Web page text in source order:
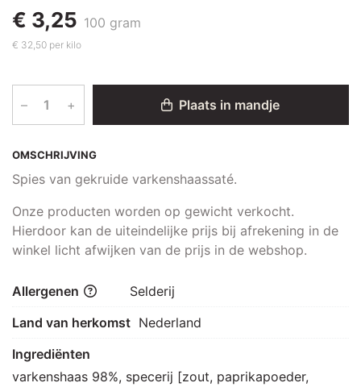
OMSCHRIJVING
Spies van gekruide varkenshaassaté.
Onze producten worden op gewicht verkocht.
Hierdoor kan de uiteindelijke prijs bij afrekening in de
winkel licht afwijken van de prijs in de webshop.
€ 3,25 100 gram
€ 32,50 per kilo
– + Plaats in mandje
Allergenen
Selderij
Land van herkomst Nederland
Ingrediënten
varkenshaas 98%, specerij [zout, paprikapoeder,